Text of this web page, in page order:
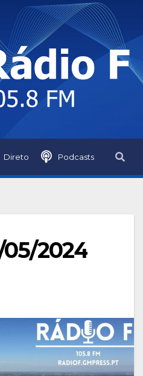
Direto Podcasts
2024